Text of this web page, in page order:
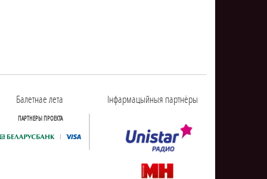
Балетнае лета
ПАРТНЕРЫ ПРОЕКТА
Інфармацыйныя партнёры